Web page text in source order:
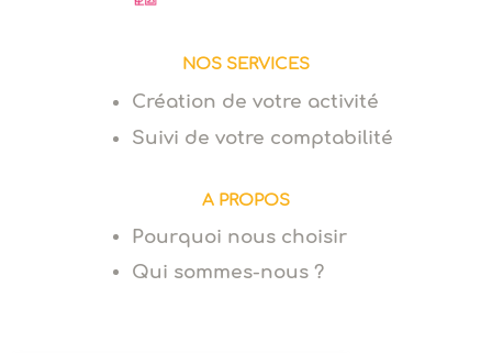
NOS SERVICES
Création de votre activité
Suivi de votre comptabilité
A PROPOS
Pourquoi nous choisir
Qui sommes-nous ?